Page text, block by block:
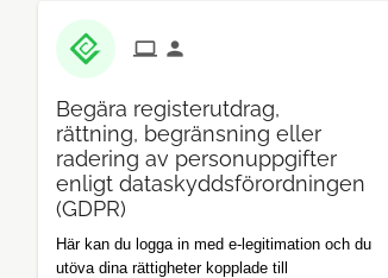
Begära registerutdrag,
rättning, begränsning eller
radering av personuppgifter
enligt dataskyddsförordningen
(GDPR)
Här kan du logga in med e-legitimation och du
utöva dina rättigheter kopplade till